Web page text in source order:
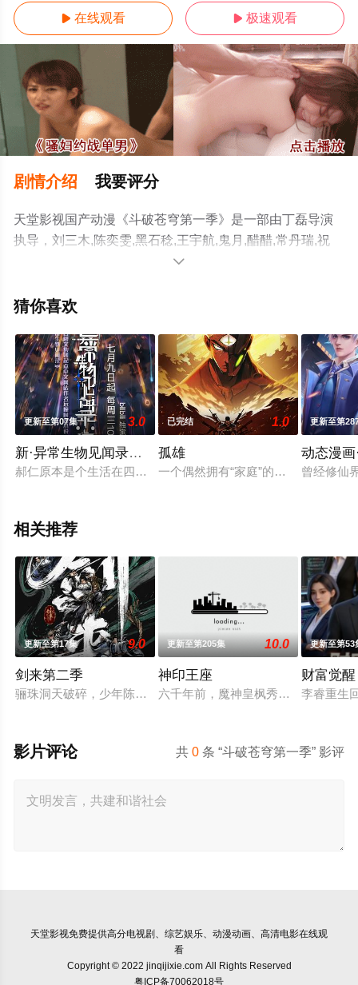
 在线观看  极速观看
剧情介绍 我要评分
天堂影视国产动漫《斗破苍穹第一季》是一部由丁磊导演
执导，刘三木,陈奕雯,黑石稔,王宇航,鬼月,醋醋,常丹瑞,祝
俊,杜晴晴等演员精彩演绎的中国大陆动漫，大结局剧情已
全集就来天堂电影网，更多相关信息可移步至豆瓣动漫、

猜你喜欢
更新至第07集 3.0
新·异常生物见闻录：序
郝仁原本是个生活在四线小城，靠着出租老宅的微薄租金度日的
已完结 1.0
孤雄
一个偶然拥有“家庭”的杀手，在经历
更新至第
动态漫
曾经修仙
相关推荐
更新至第17集 9.0
剑来第二季
骊珠洞天破碎，少年陈平安肩负重任，护送李宝瓶等人前往大隋
更新至第205集 10.0
神印王座
六千年前，魔神皇枫秀与七十二根魔
更新至第53
财富觉
李睿重生
共0 条 “斗破苍穹第一季” 影评
影片评论
天堂影视免费提供高分电视剧、综艺娱乐、动漫动画、高清电影在线观
看
Copyright © 2022 jinqijixie.com All Rights Reserved
粤ICP备70062018号